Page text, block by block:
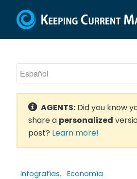
AGENTS:Did you know
share a personalized
post? Learn more!
Infografías, Economía